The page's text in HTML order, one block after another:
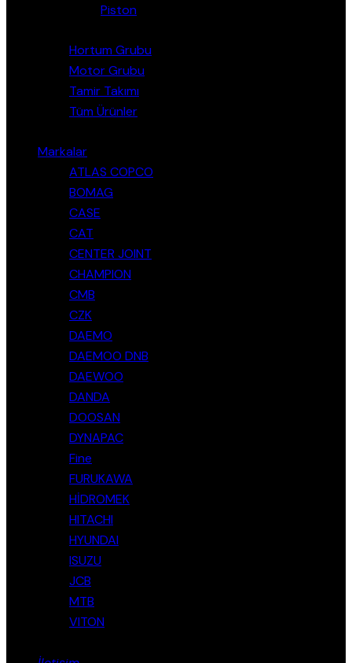
Piston
Hortum Grubu
Motor Grubu
Tamir Takımı
Tüm Ürünler
Markalar
ATLAS COPCO
BOMAG
CASE
CAT
CENTER JOINT
CHAMPION
CMB
CZK
DAEMO
DAEMOO DNB
DAEWOO
DANDA
DOOSAN
DYNAPAC
Fine
FURUKAWA
HİDROMEK
HITACHI
HYUNDAI
ISUZU
JCB
MTB
VITON